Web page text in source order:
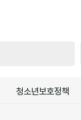
청소년보호정책